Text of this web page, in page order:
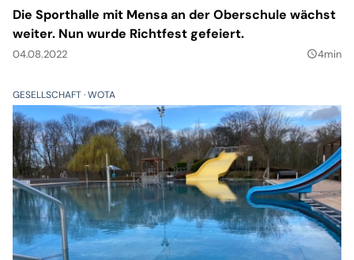
Die Sporthalle mit Mensa an der Oberschule wächst
weiter. Nun wurde Richtfest gefeiert.
04.08.2022 query_builder4min
GESELLSCHAFT WOTA